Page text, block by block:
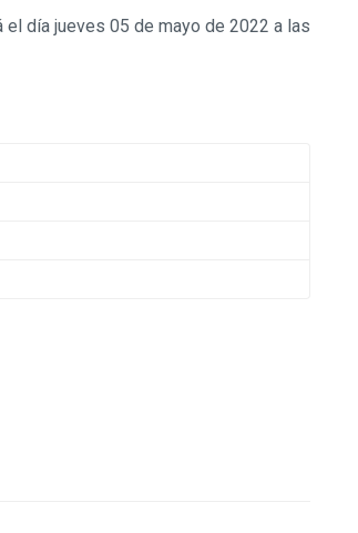
día jueves 05 de mayo de 2022 a las